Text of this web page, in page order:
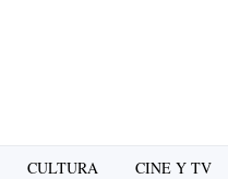
CULTURA CINE Y TV